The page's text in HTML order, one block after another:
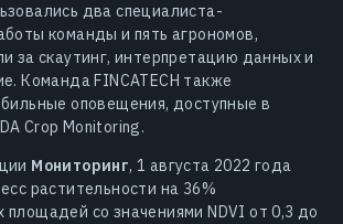
два специалиста-
команды и пять агрономов,
за скаутинг, интерпретацию данных и
Команда FINCATECH также
оповещения, доступные в
Crop Monitoring.
Мониторинг, 1 августа 2022 года
растительности на 36%
со значениями NDVI от 0,3 до